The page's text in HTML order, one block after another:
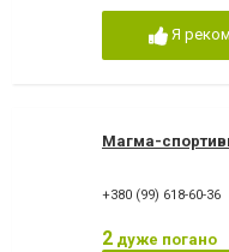
Я
Магма-
+380 (99) 618-60-36
2 дуже погано